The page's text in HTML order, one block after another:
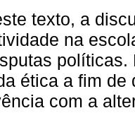
texto, a
na
ética a fim
com a